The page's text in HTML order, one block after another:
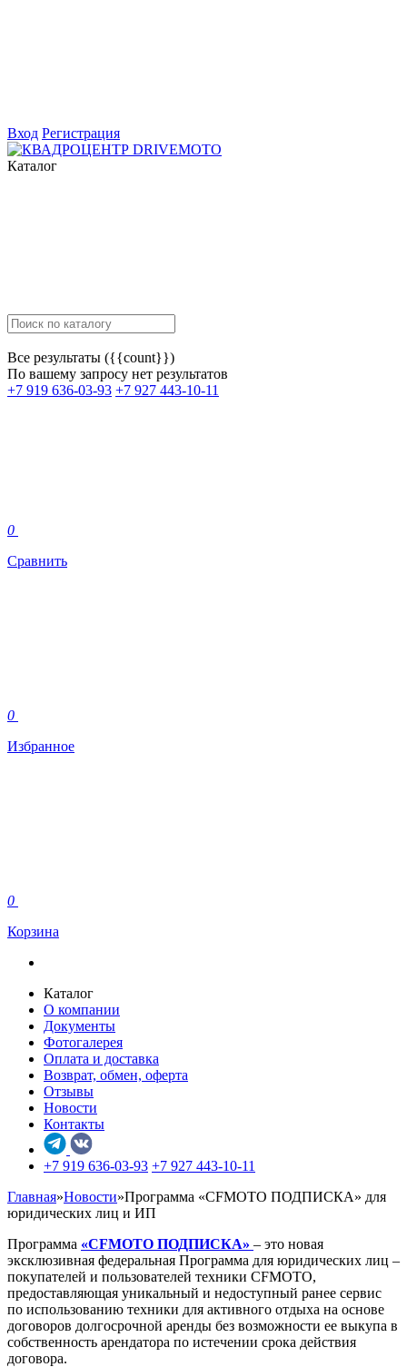
Вход Регистрация
Каталог
Все результаты ({{count}})
По вашему запросу нет результатов
+7 919 636-03-93 +7 927 443-10-11
0
Сравнить
0
Избранное
0
Корзина
Каталог
О компании
Документы
Фотогалерея
Оплата и доставка
Возврат, обмен, оферта
Отзывы
Новости
Контакты
+7 919 636-03-93 +7 927 443-10-11
Главная»Новости»Программа «CFMOTO ПОДПИСКА» для
юридических лиц и ИП
Программа «CFMOTO ПОДПИСКА» – это новая
эксклюзивная федеральная Программа для юридических лиц –
покупателей и пользователей техники CFMOTO,
предоставляющая уникальный и недоступный ранее сервис
по использованию техники для активного отдыха на основе
договоров долгосрочной аренды без возможности ее выкупа в
собственность арендатора по истечении срока действия
договора.